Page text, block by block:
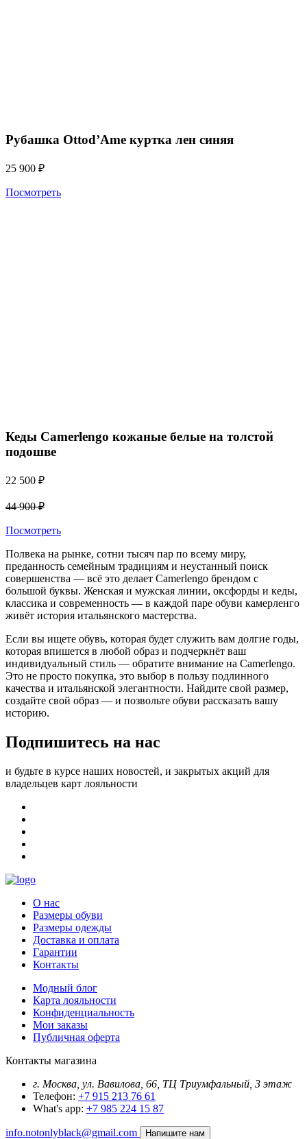
Рубашка Ottod’Ame куртка лен cиняя
25 900 ₽
Посмотреть
Кеды Camerlengo кожаные белые на толстой
подошве
22 500 ₽
44 900₽
Посмотреть
Полвека на рынке, сотни тысяч пар по всему миру,
преданность семейным традициям и неустанный поиск
совершенства — всё это делает Camerlengo брендом с
большой буквы. Женская и мужская линии, оксфорды и кеды,
классика и современность — в каждой паре обуви камерленго
живёт история итальянского мастерства.
Если вы ищете обувь, которая будет служить вам долгие годы,
которая впишется в любой образ и подчеркнёт ваш
индивидуальный стиль — обратите внимание на Camerlengo.
Это не просто покупка, это выбор в пользу подлинного
качества и итальянской элегантности. Найдите свой размер,
создайте свой образ — и позвольте обуви рассказать вашу
историю.
Подпишитесь на нас
и будьте в курсе наших новостей, и закрытых акций для
владельцев карт лояльности
О нас
Размеры обуви
Размеры одежды
Доставка и оплата
Гарантии
Контакты
Модный блог
Карта лояльности
Конфиденциальность
Мои заказы
Публичная оферта
Контакты магазина
г. Москва, ул. Вавилова, 66, ТЦ Триумфальный, 3 этаж
Телефон: +7 915 213 76 61
What's app: +7 985 224 15 87
info.notonlyblack@gmail.com Напишите нам